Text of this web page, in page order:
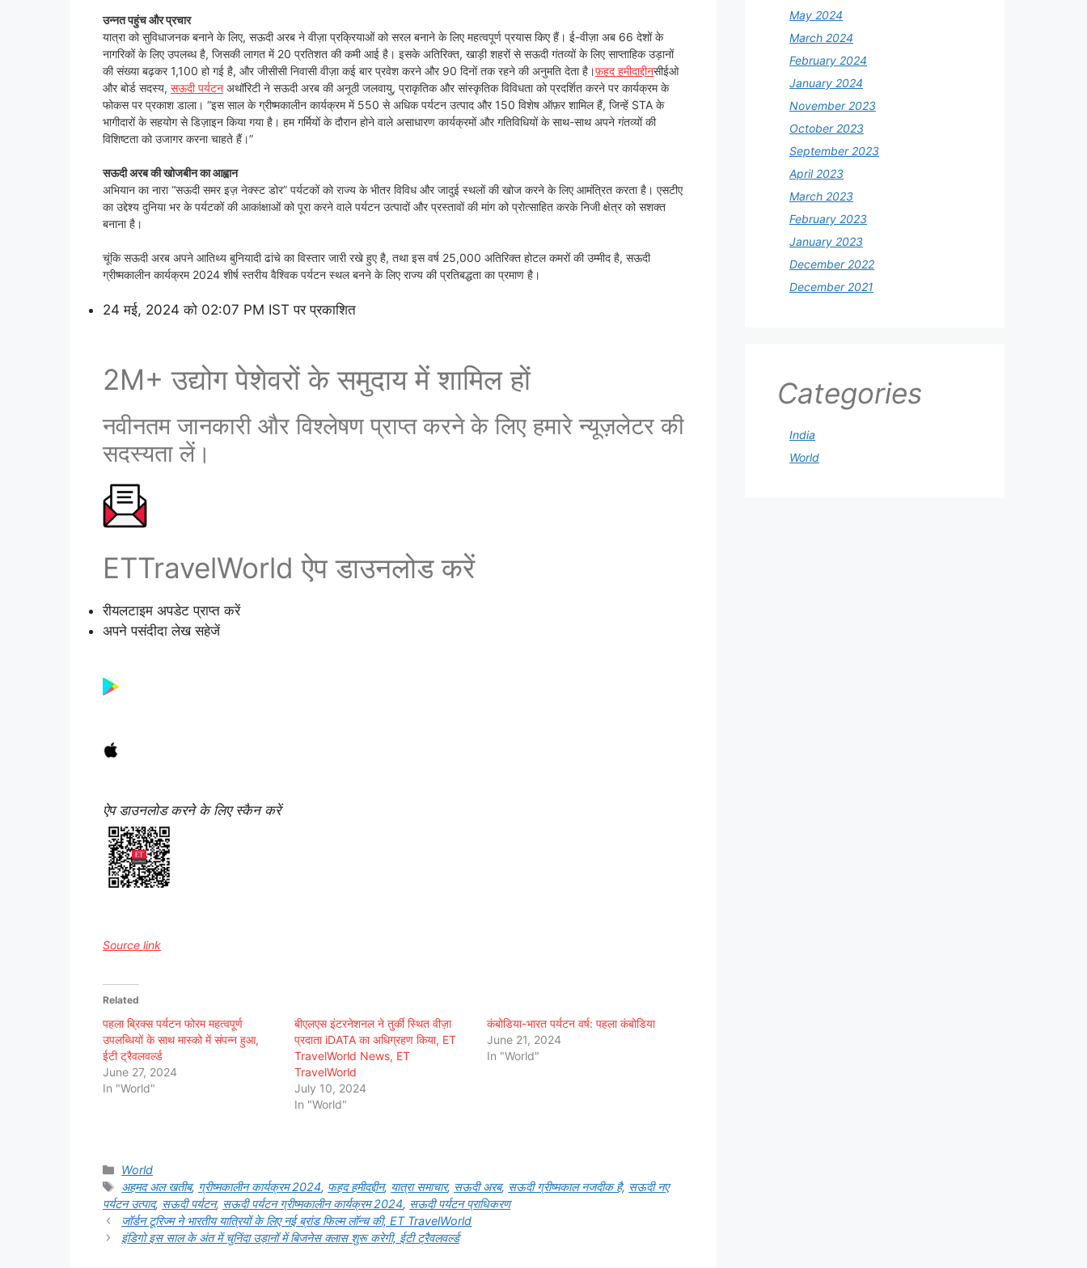
उन्नत पहुंच और प्रचार
यात्रा को सुविधाजनक बनाने के लिए, सऊदी अरब ने वीज़ा प्रक्रियाओं को सरल बनाने के लिए महत्वपूर्ण प्रयास किए हैं। ई-वीज़ा अब 66 देशों के
नागरिकों के लिए उपलब्ध है, जिसकी लागत में 20 प्रतिशत की कमी आई है। इसके अतिरिक्त, खाड़ी शहरों से सऊदी गंतव्यों के लिए साप्ताहिक उड़ानों
की संख्या बढ़कर 1,100 हो गई है, और जीसीसी निवासी वीज़ा कई बार प्रवेश करने और 90 दिनों तक रहने की अनुमति देता है।फ़हद हमीदाद्दीनसीईओ
और बोर्ड सदस्य, सऊदी पर्यटन अथॉरिटी ने सऊदी अरब की अनूठी जलवायु, प्राकृतिक और सांस्कृतिक विविधता को प्रदर्शित करने पर कार्यक्रम के
फोकस पर प्रकाश डाला। “इस साल के ग्रीष्मकालीन कार्यक्रम में 550 से अधिक पर्यटन उत्पाद और 150 विशेष ऑफ़र शामिल हैं, जिन्हें STA के
भागीदारों के सहयोग से डिज़ाइन किया गया है। हम गर्मियों के दौरान होने वाले असाधारण कार्यक्रमों और गतिविधियों के साथ-साथ अपने गंतव्यों की
विशिष्टता को उजागर करना चाहते हैं।”
सऊदी अरब की खोजबीन का आह्वान
अभियान का नारा “सऊदी समर इज़ नेक्स्ट डोर” पर्यटकों को राज्य के भीतर विविध और जादुई स्थलों की खोज करने के लिए आमंत्रित करता है। एसटीए
का उद्देश्य दुनिया भर के पर्यटकों की आकांक्षाओं को पूरा करने वाले पर्यटन उत्पादों और प्रस्तावों की मांग को प्रोत्साहित करके निजी क्षेत्र को सशक्त
बनाना है।
चूंकि सऊदी अरब अपने आतिथ्य बुनियादी ढांचे का विस्तार जारी रखे हुए है, तथा इस वर्ष 25,000 अतिरिक्त होटल कमरों की उम्मीद है, सऊदी
ग्रीष्मकालीन कार्यक्रम 2024 शीर्ष स्तरीय वैश्विक पर्यटन स्थल बनने के लिए राज्य की प्रतिबद्धता का प्रमाण है।
24 मई, 2024 को 02:07 PM IST पर प्रकाशित
2M+ उद्योग पेशेवरों के समुदाय में शामिल हों
नवीनतम जानकारी और विश्लेषण प्राप्त करने के लिए हमारे न्यूज़लेटर की
सदस्यता लें।
ETTravelWorld ऐप डाउनलोड करें
रीयलटाइम अपडेट प्राप्त करें
अपने पसंदीदा लेख सहेजें
ऐप डाउनलोड करने के लिए स्कैन करें
Source link
Related
पहला ब्रिक्स पर्यटन फोरम महत्वपूर्ण
उपलब्धियों के साथ मास्को में संपन्न हुआ,
ईटी ट्रैवलवर्ल्ड
June 27, 2024
In "World"
बीएलएस इंटरनेशनल ने तुर्की स्थित वीज़ा
प्रदाता iDATA का अधिग्रहण किया, ET
TravelWorld News, ET
TravelWorld
July 10, 2024
In "World"
कंबोडिया-भारत पर्यटन वर्ष: पहला कंबोडिया
June 21, 2024
In "World"
Categories
World
Tags
अहमद अल खतीब, ग्रीष्मकालीन कार्यक्रम 2024, फहद हमीदद्दीन, यात्रा समाचार, सऊदी अरब, सऊदी ग्रीष्मकाल नजदीक है, सऊदी नए
पर्यटन उत्पाद, सऊदी पर्यटन, सऊदी पर्यटन ग्रीष्मकालीन कार्यक्रम 2024, सऊदी पर्यटन प्राधिकरण
जॉर्डन टूरिज्म ने भारतीय यात्रियों के लिए नई ब्रांड फिल्म लॉन्च की, ET TravelWorld
इंडिगो इस साल के अंत में चुनिंदा उड़ानों में बिजनेस क्लास शुरू करेगी, ईटी ट्रैवलवर्ल्ड
May 2024
March 2024
February 2024
January 2024
November 2023
October 2023
September 2023
April 2023
March 2023
February 2023
January 2023
December 2022
December 2021
Categories
India
World